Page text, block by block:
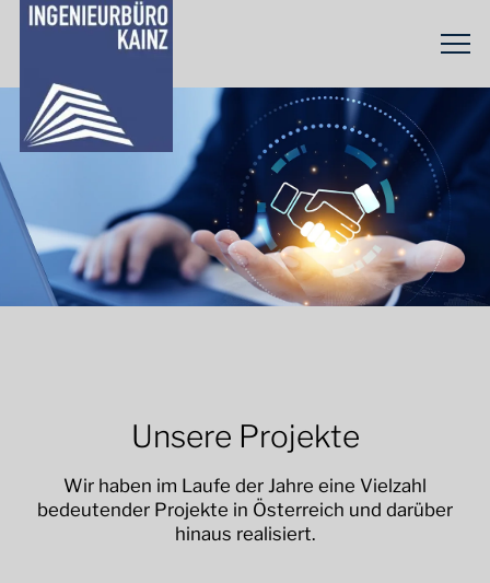
Unsere Projekte
Wir haben im Laufe der Jahre eine Vielzahl
bedeutender Projekte in Österreich und darüber
hinaus realisiert.